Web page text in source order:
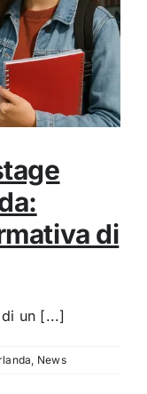
di
un [...]
News